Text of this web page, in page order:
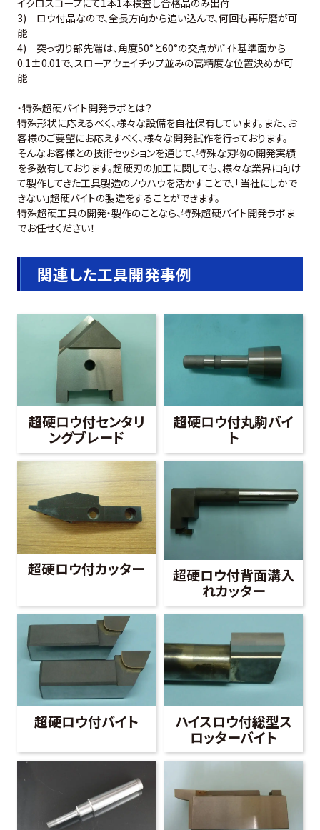
イクロスコープにて1本1本検査し合格品のみ出荷
3) ロウ付品なので、全長方向から追い込んで、何回も再研磨が可
能
4) 突っ切り部先端は、角度50°と60°の交点がﾊﾞｲﾄ基準面から
0.1±0.01で、スローアウェイチップ並みの高精度な位置決めが可
能
・特殊超硬バイト開発ラボとは？
特殊形状に応えるべく、様々な設備を自社保有しています。また、お
客様のご要望にお応えすべく、様々な開発試作を行っております。
そんなお客様との技術セッションを通じて、特殊な刃物の開発実績
を多数有しております。超硬刃の加工に関しても、様々な業界に向け
て製作してきた工具製造のノウハウを活かすことで、「当社にしかで
きない」超硬バイトの製造をすることができます。
特殊超硬工具の開発・製作のことなら、特殊超硬バイト開発ラボま
でお任せください！
関連した工具開発事例
超硬ロウ付センタリ
ングブレード
超硬ロウ付丸駒バイ
ト
超硬ロウ付カッター 超硬ロウ付背面溝入
れカッター
超硬ロウ付バイト ハイスロウ付総型ス
ロッターバイト